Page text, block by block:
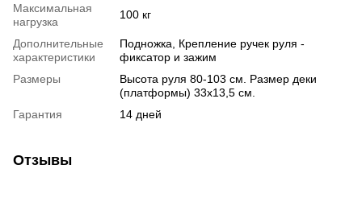
Максимальная
нагрузка
100 кг
Дополнительные
характеристики
Подножка, Крепление ручек руля -
фиксатор и зажим
Размеры
Высота руля 80-103 см. Размер деки
(платформы) 33х13,5 см.
Гарантия
14 дней
Отзывы